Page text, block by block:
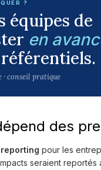
?
équipes de
en
conseil pratique
des
pour les
seraient